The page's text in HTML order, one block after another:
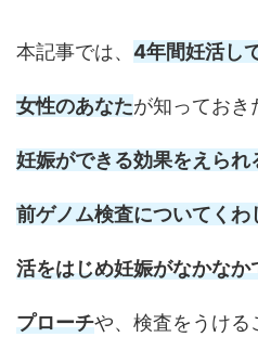
本記事では、 4年間妊活し
女性のあなたが知っておき
妊娠ができる効果をえられ
前ゲノム検査についてくわ
活をはじめ妊娠がなかな
プローチや、検査をうける